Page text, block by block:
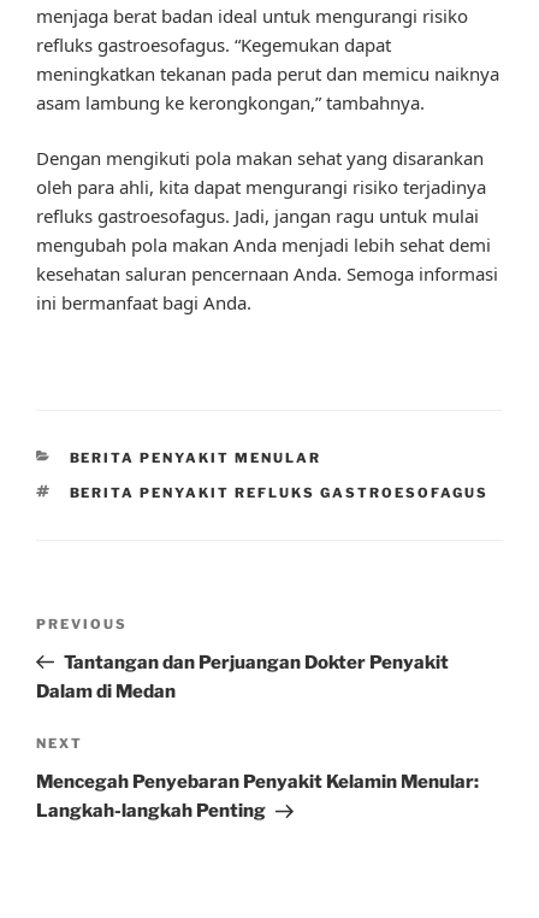
menjaga berat badan ideal untuk mengurangi risiko
refluks gastroesofagus. “Kegemukan dapat
meningkatkan tekanan pada perut dan memicu naiknya
asam lambung ke kerongkongan,” tambahnya.
Dengan mengikuti pola makan sehat yang disarankan
oleh para ahli, kita dapat mengurangi risiko terjadinya
refluks gastroesofagus. Jadi, jangan ragu untuk mulai
mengubah pola makan Anda menjadi lebih sehat demi
kesehatan saluran pencernaan Anda. Semoga informasi
ini bermanfaat bagi Anda.
CATEGORIES
BERITA PENYAKIT MENULAR
TAGS
BERITA PENYAKIT REFLUKS GASTROESOFAGUS
Previous
Post
PREVIOUS
Tantangan dan Perjuangan Dokter Penyakit
Dalam di Medan
Next
Post
NEXT
Mencegah Penyebaran Penyakit Kelamin Menular:
Langkah-langkah Penting